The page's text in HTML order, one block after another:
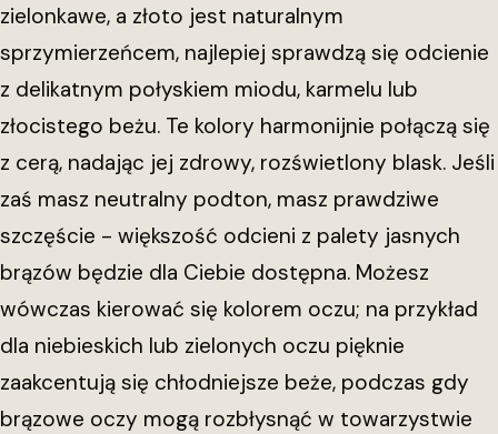
zielonkawe, a złoto jest naturalnym
sprzymierzeńcem, najlepiej sprawdzą się odcienie
z delikatnym połyskiem miodu, karmelu lub
złocistego beżu. Te kolory harmonijnie połączą się
z cerą, nadając jej zdrowy, rozświetlony blask. Jeśli
zaś masz neutralny podton, masz prawdziwe
szczęście - większość odcieni z palety jasnych
brązów będzie dla Ciebie dostępna. Możesz
wówczas kierować się kolorem oczu; na przykład
dla niebieskich lub zielonych oczu pięknie
zaakcentują się chłodniejsze beże, podczas gdy
brązowe oczy mogą rozbłysnąć w towarzystwie